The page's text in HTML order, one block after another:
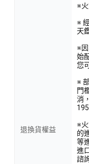
退換貨權益
※
※
天
※
始
您
※
門
消
※
的
等
進
諮